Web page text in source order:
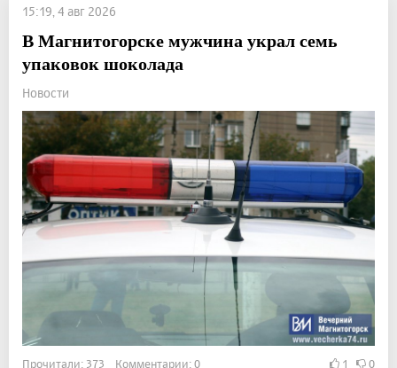
15:19, 4 авг 2026
В Магнитогорске мужчина украл семь
упаковок шоколада
Новости
Прочитали: 373 Комментарии: 0 1 0